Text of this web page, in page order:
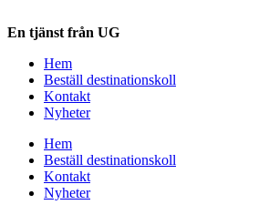
En tjänst från UG
Hem
Beställ destinationskoll
Kontakt
Nyheter
Hem
Beställ destinationskoll
Kontakt
Nyheter